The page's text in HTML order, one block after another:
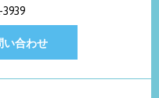
3939
い合わせ